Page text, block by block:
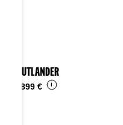
2024 OUTLANDER
15.899 € i